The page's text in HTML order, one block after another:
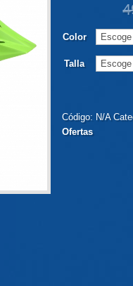
Color
Talla
Código: N/A
Ofertas